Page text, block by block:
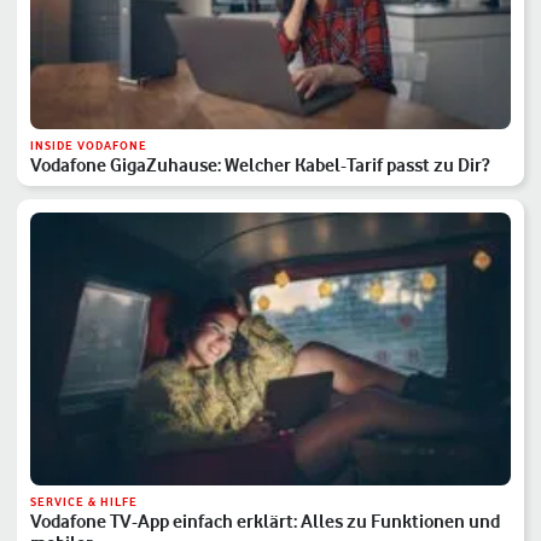
INSIDE VODAFONE
Vodafone GigaZuhause: Welcher Kabel-Tarif passt zu Dir?
SERVICE & HILFE
Vodafone TV-App einfach erklärt: Alles zu Funktionen und